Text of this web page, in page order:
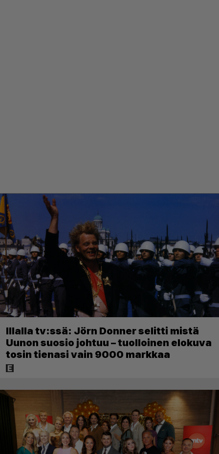
Illalla tv:ssä: Jörn Donner selitti mistä
Uunon suosio johtuu – tuolloinen elokuva
tosin tienasi vain 9000 markkaa